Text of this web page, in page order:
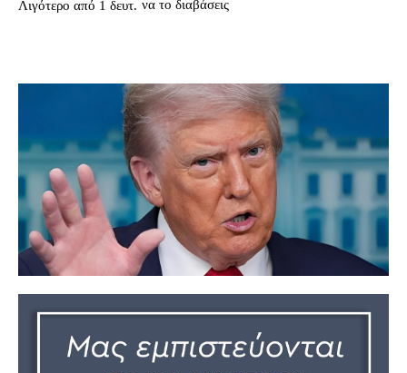
Λιγότερο από 1 δευτ. να το διαβάσεις